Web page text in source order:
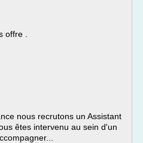
.
nous recrutons un Assistant
êtes intervenu au sein d'un